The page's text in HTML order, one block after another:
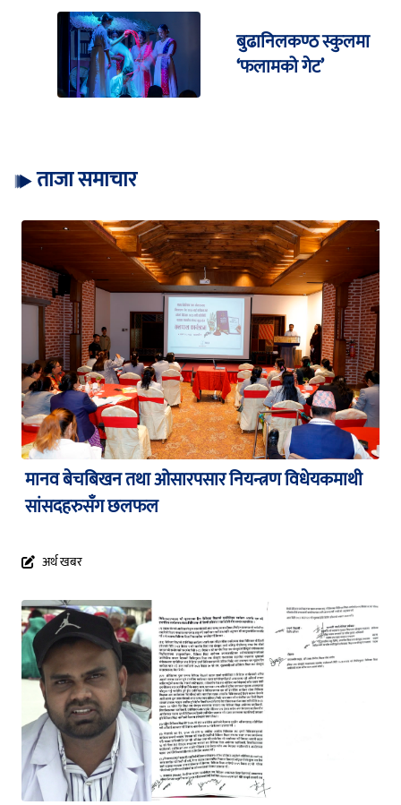
बुढानिलकण्ठ स्कुलमा
‘फलामको गेट’
ताजा समाचार
मानव बेचबिखन तथा ओसारपसार नियन्त्रण विधेयकमाथी
सांसदहरुसँग छलफल
अर्थ खबर